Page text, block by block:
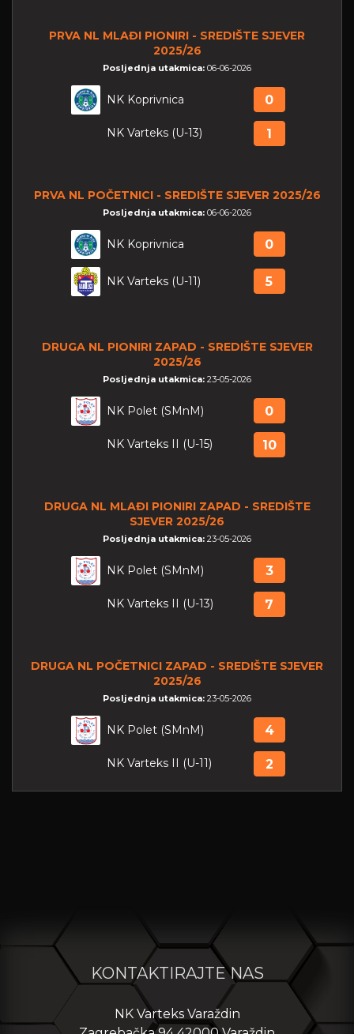
PRVA NL MLAĐI PIONIRI - SREDIŠTE SJEVER
2025/26
Posljednja utakmica: 06-06-2026
NK Koprivnica 0
NK Varteks (U-13) 1
PRVA NL POČETNICI - SREDIŠTE SJEVER 2025/26
Posljednja utakmica: 06-06-2026
NK Koprivnica 0
NK Varteks (U-11) 5
DRUGA NL PIONIRI ZAPAD - SREDIŠTE SJEVER
2025/26
Posljednja utakmica: 23-05-2026
NK Polet (SMnM) 0
NK Varteks II (U-15) 10
DRUGA NL MLAĐI PIONIRI ZAPAD - SREDIŠTE
SJEVER 2025/26
Posljednja utakmica: 23-05-2026
NK Polet (SMnM) 3
NK Varteks II (U-13) 7
DRUGA NL POČETNICI ZAPAD - SREDIŠTE SJEVER
2025/26
Posljednja utakmica: 23-05-2026
NK Polet (SMnM) 4
NK Varteks II (U-11) 2
KONTAKTIRAJTE NAS
NK Varteks Varaždin